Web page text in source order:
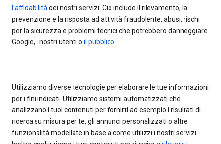
l'affidabilità dei nostri servizi. Ciò include il rilevamento, la
prevenzione e la risposta ad attività fraudolente, abusi, rischi
per la sicurezza e problemi tecnici che potrebbero danneggiare
Google, i nostri utenti o il pubblico
Utilizziamo diverse tecnologie per elaborare le tue informazioni
per i fini indicati. Utilizziamo sistemi automatizzati che
analizzano i tuoi contenuti per fornirti ad esempio i risultati di
ricerca su misura per te, gli annunci personalizzati o altre
funzionalità modellate in base a come utilizzi i nostri servizi.